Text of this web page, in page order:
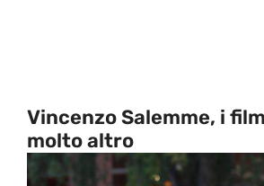
Vincenzo Salemme, i
molto altro